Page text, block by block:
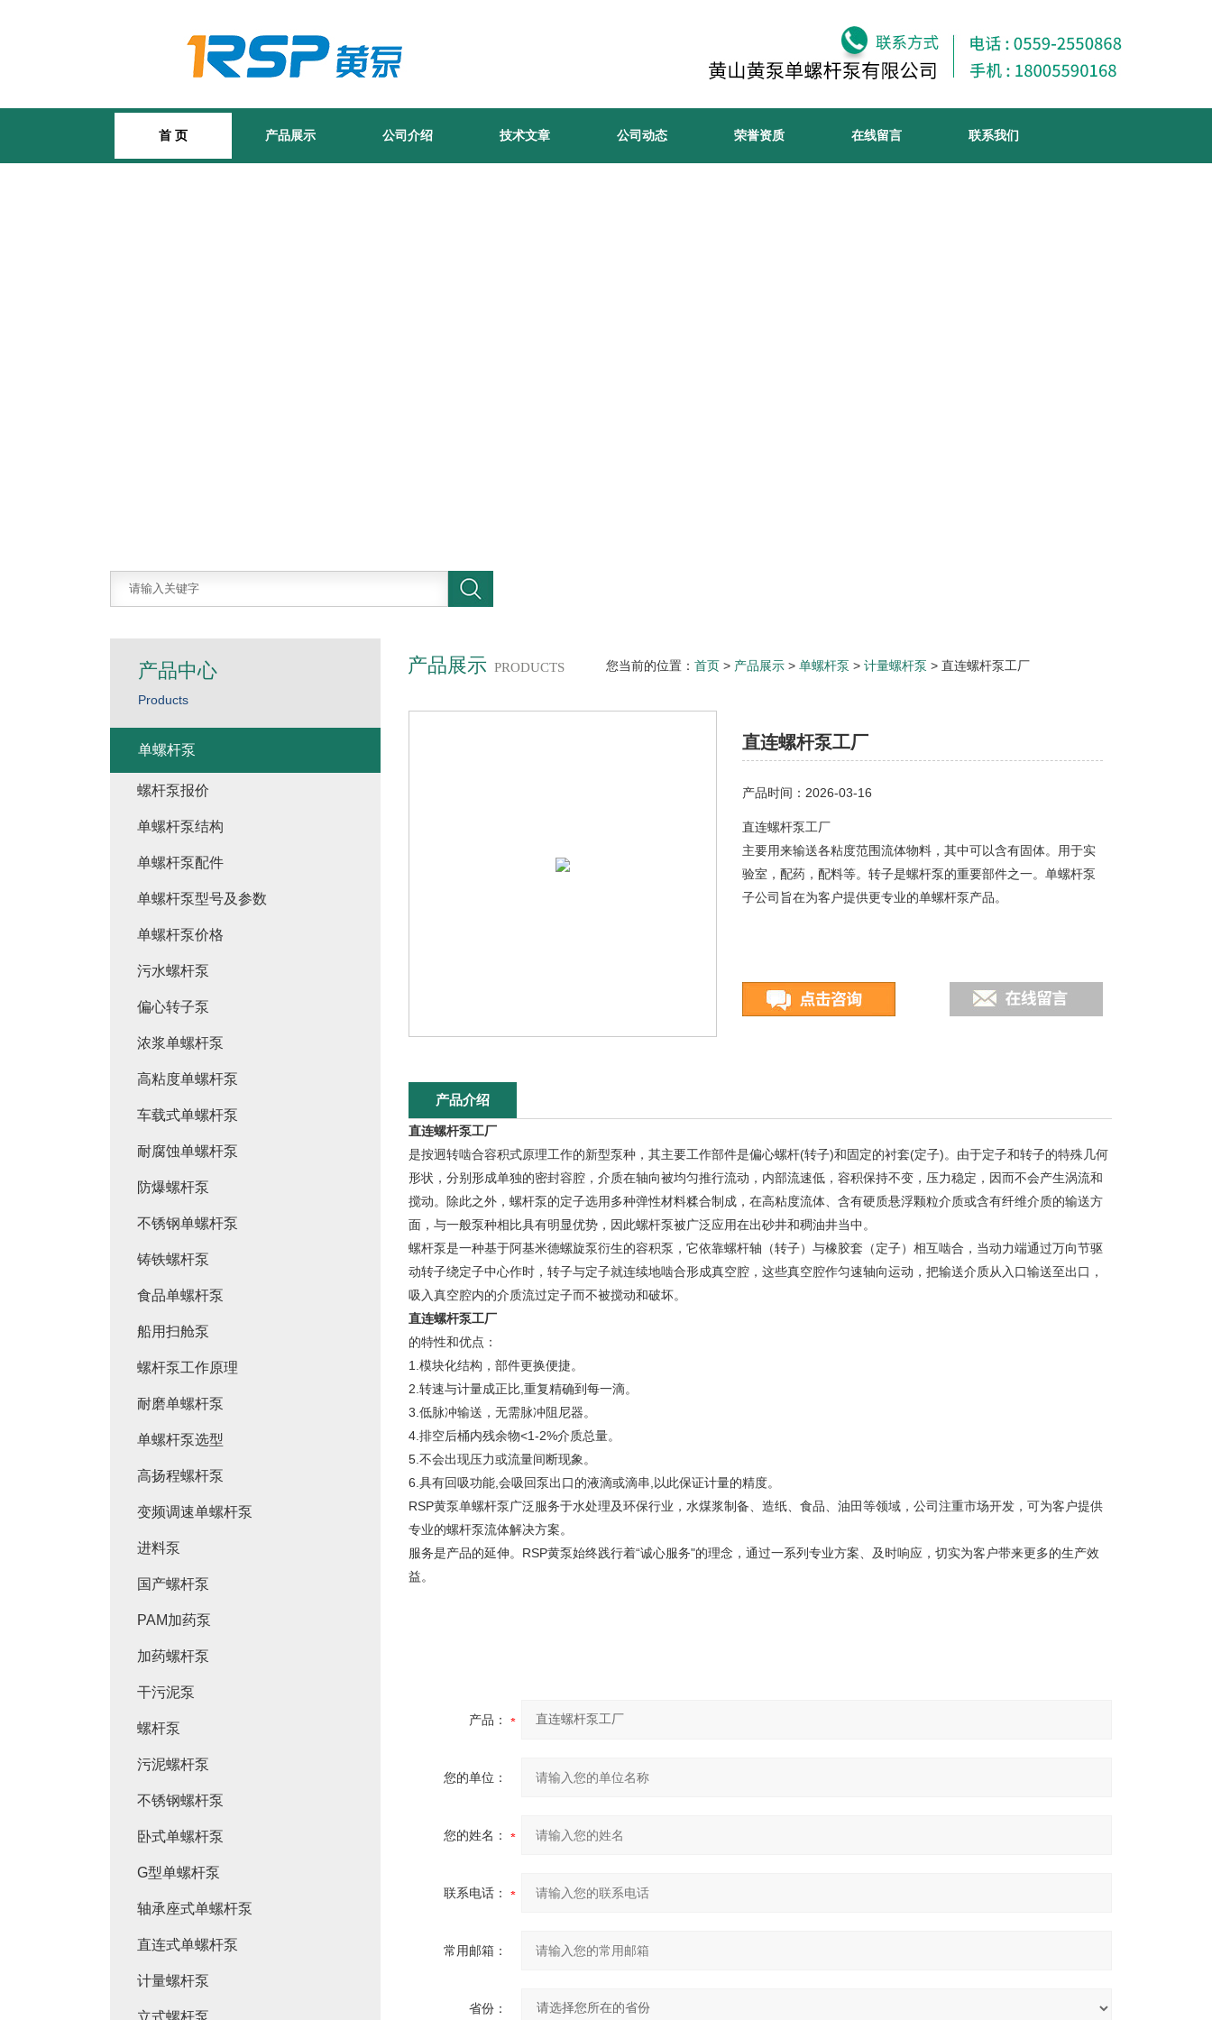
首 页 产品展示 公司介绍 技术文章 公司动态 荣誉资质 在线留言 联系我们
产品展示 PRODUCTS 您当前的位置： 首页 > 产品展示 > 单螺杆泵 > 计量螺杆泵 > 直连螺杆泵工厂
直连螺杆泵工厂
产品时间：2026-03-16
直连螺杆泵工厂
主要用来输送各粘度范围流体物料，其中可以含有固体。用于实
验室，配药，配料等。转子是螺杆泵的重要部件之一。单螺杆泵
子公司旨在为客户提供更专业的单螺杆泵产品。
产品介绍
直连螺杆泵工厂
是按迥转啮合容积式原理工作的新型泵种，其主要工作部件是偏心螺杆(转子)和固定的衬套(定子)。由于定子和转子的特殊几何
形状，分别形成单独的密封容腔，介质在轴向被均匀推行流动，内部流速低，容积保持不变，压力稳定，因而不会产生涡流和
搅动。除此之外，螺杆泵的定子选用多种弹性材料糅合制成，在高粘度流体、含有硬质悬浮颗粒介质或含有纤维介质的输送方
面，与一般泵种相比具有明显优势，因此螺杆泵被广泛应用在出砂井和稠油井当中。
螺杆泵是一种基于阿基米德螺旋泵衍生的容积泵，它依靠螺杆轴（转子）与橡胶套（定子）相互啮合，当动力端通过万向节驱
动转子绕定子中心作时，转子与定子就连续地啮合形成真空腔，这些真空腔作匀速轴向运动，把输送介质从入口输送至出口，
吸入真空腔内的介质流过定子而不被搅动和破坏。
直连螺杆泵工厂
的特性和优点：
1.模块化结构，部件更换便捷。
2.转速与计量成正比,重复精确到每一滴。
3.低脉冲输送，无需脉冲阻尼器。
4.排空后桶内残余物<1-2%介质总量。
5.不会出现压力或流量间断现象。
6.具有回吸功能,会吸回泵出口的液滴或滴串,以此保证计量的精度。
RSP黄泵单螺杆泵广泛服务于水处理及环保行业，水煤浆制备、造纸、食品、油田等领域，公司注重市场开发，可为客户提供
专业的螺杆泵流体解决方案。
服务是产品的延伸。RSP黄泵始终践行着“诚心服务"的理念，通过一系列专业方案、及时响应，切实为客户带来更多的生产效
益。
产品：
您的单位：
您的姓名：
联系电话：
常用邮箱：
省份：
产品中心
Products
单螺杆泵
螺杆泵报价
单螺杆泵结构
单螺杆泵配件
单螺杆泵型号及参数
单螺杆泵价格
污水螺杆泵
偏心转子泵
浓浆单螺杆泵
高粘度单螺杆泵
车载式单螺杆泵
耐腐蚀单螺杆泵
防爆螺杆泵
不锈钢单螺杆泵
铸铁螺杆泵
食品单螺杆泵
船用扫舱泵
螺杆泵工作原理
耐磨单螺杆泵
单螺杆泵选型
高扬程螺杆泵
变频调速单螺杆泵
进料泵
国产螺杆泵
PAM加药泵
加药螺杆泵
干污泥泵
螺杆泵
污泥螺杆泵
不锈钢螺杆泵
卧式单螺杆泵
G型单螺杆泵
轴承座式单螺杆泵
直连式单螺杆泵
计量螺杆泵
立式螺杆泵